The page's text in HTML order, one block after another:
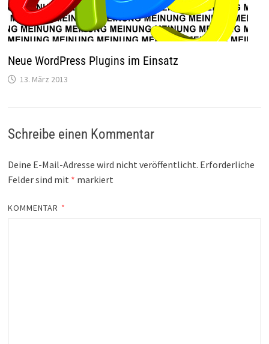
Neue WordPress Plugins im Einsatz
13. März 2013
Schreibe einen Kommentar
Deine E-Mail-Adresse wird nicht veröffentlicht. Erforderliche
Felder sind mit * markiert
KOMMENTAR *